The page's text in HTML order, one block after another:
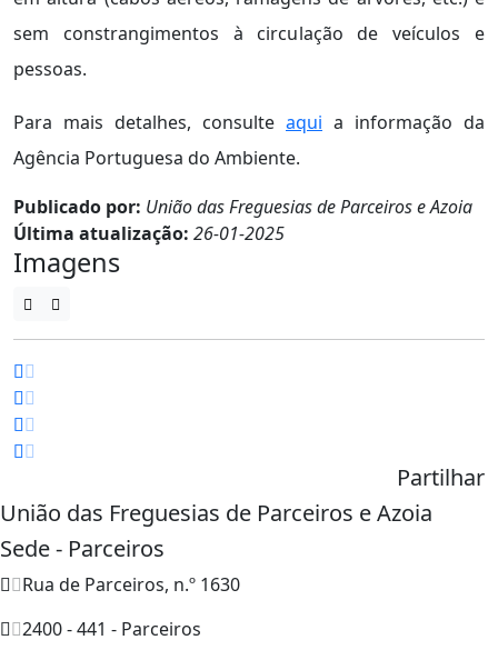
sem constrangimentos à circulação de veículos e
pessoas.
Para mais detalhes, consulte aqui a informação da
Agência Portuguesa do Ambiente.
Publicado por: União das Freguesias de Parceiros e Azoia
Última atualização: 26-01-2025
Imagens
Partilhar
União das Freguesias de Parceiros e Azoia
Sede - Parceiros
Rua de Parceiros, n.º 1630
2400 - 441 - Parceiros